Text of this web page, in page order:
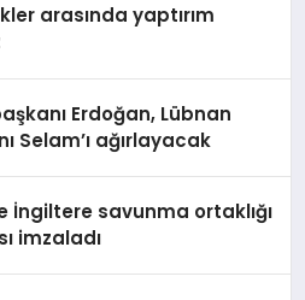
arasında yaptırım
Erdoğan, Lübnan
Selam’ı ağırlayacak
İngiltere savunma ortaklığı
imzaladı